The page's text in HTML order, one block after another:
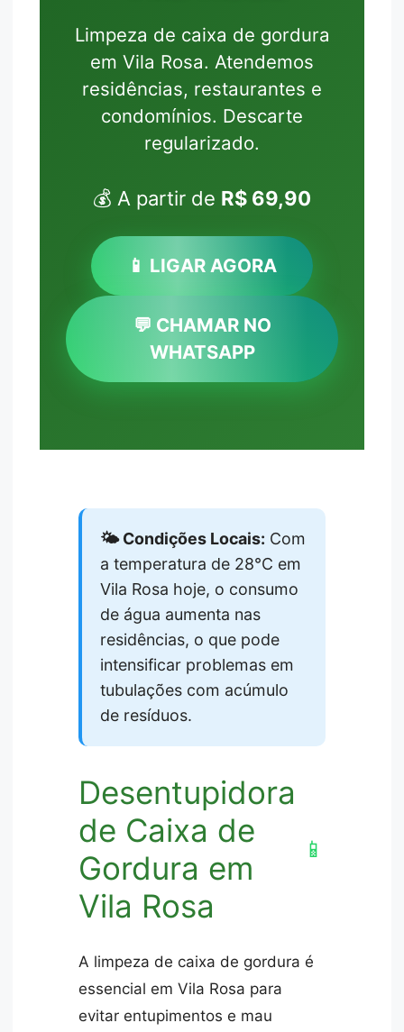
Limpeza de caixa de gordura
em Vila Rosa. Atendemos
residências, restaurantes e
condomínios. Descarte
regularizado.
💰 A partir de R$ 69,90
📱 LIGAR AGORA
💬 CHAMAR NO
WHATSAPP
🌤️ Condições Locais: Com
a temperatura de 28°C em
Vila Rosa hoje, o consumo
de água aumenta nas
residências, o que pode
intensificar problemas em
tubulações com acúmulo
de resíduos.
Desentupidora
de Caixa de
Gordura em
Vila Rosa
📱
A limpeza de caixa de gordura é
essencial em Vila Rosa para
evitar entupimentos e mau